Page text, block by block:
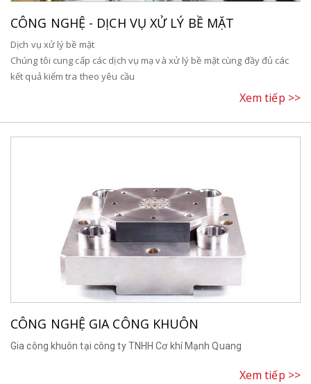
CÔNG NGHỆ - DỊCH VỤ XỬ LÝ BỀ MẶT
​Dịch vụ xử lý bề mặt
Chúng tôi cung cấp các dịch vụ mạ và xử lý bề mặt cùng đầy đủ các
kết quả kiểm tra theo yêu cầu
Xem tiếp >>
CÔNG NGHỆ GIA CÔNG KHUÔN
Gia công khuôn tại công ty TNHH Cơ khí Mạnh Quang
Xem tiếp >>